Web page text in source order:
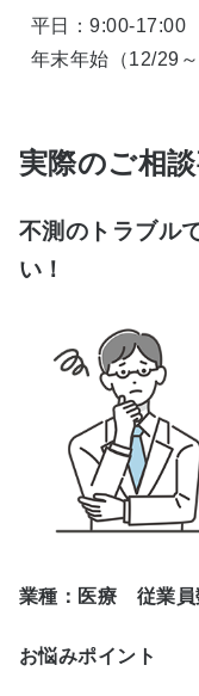
平日：9:00-17:00
年末年始（12/29
実際のご相談
不測のトラブル
い！
業種：医療 従業員
お悩みポイント